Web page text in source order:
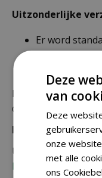
Uitzonderlijke
Er word
berekend op
De juiste
de winkelwagen
Bezorgkosten
Uiteraard
hier de
Deze
van
Deze
onze
met alle
ons